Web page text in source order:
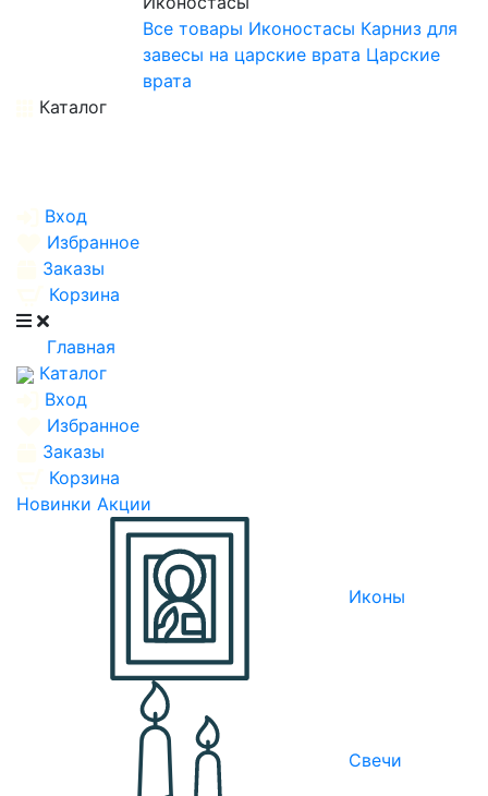
Все товары Иконостасы Карниз для
завесы на царские врата Царские
врата
Каталог
Вход
Избранное
Заказы
Корзина
Главная
Каталог
Вход
Избранное
Заказы
Корзина
Новинки Акции
Иконы
Свечи